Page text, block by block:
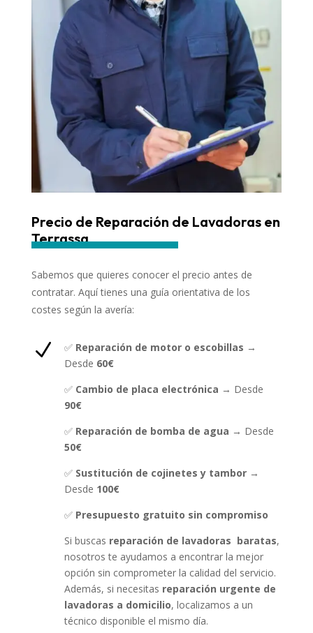
Precio de Reparación de Lavadoras en
Terrassa
Sabemos que quieres conocer el precio antes de
contratar. Aquí tienes una guía orientativa de los
costes según la avería:
N ✅ Reparación de motor o escobillas →
Desde 60€
✅ Cambio de placa electrónica → Desde
90€
✅ Reparación de bomba de agua → Desde
50€
✅ Sustitución de cojinetes y tambor→
Desde 100€
✅ Presupuesto gratuito sin compromiso
Si buscas reparación de lavadoras baratas,
nosotros te ayudamos a encontrar la mejor
opción sin comprometer la calidad del servicio.
Además, si necesitas reparación urgente de
lavadoras a domicilio, localizamos a un
técnico disponible el mismo día.